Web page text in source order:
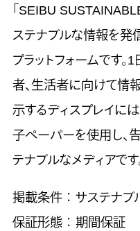
「SEIBU
ステナブルな情報を発
プラットフォームです
者、生活者に向けて情
示するディスプレイに
子ペーパーを使用し、
テナブルなメディアです
掲載条件 ： サステナ
保証形態 ： 期間保証